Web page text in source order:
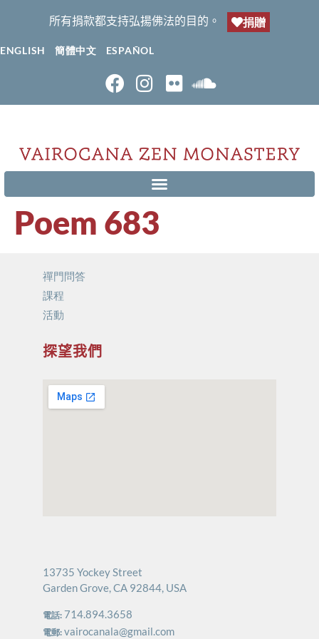
所有捐款都支持弘揚佛法的目的。 捐贈
ENGLISH 簡體中文 ESPAÑOL
Poem 683
禪門問答
課程
活動
探望我們
13735 Yockey Street
Garden Grove, CA 92844, USA
電話: 714.894.3658
電郵: vairocanala@gmail.com